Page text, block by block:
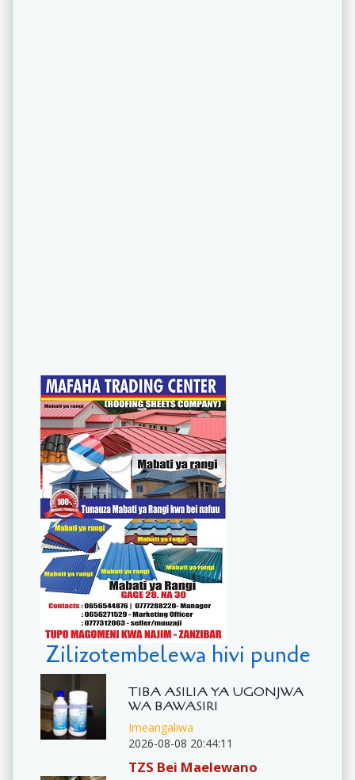
Zilizotembelewa hivi punde
TIBA ASILIA YA UGONJWA
WA BAWASIRI
Imeangaliwa
2026-08-08 20:44:11
TZS Bei Maelewano